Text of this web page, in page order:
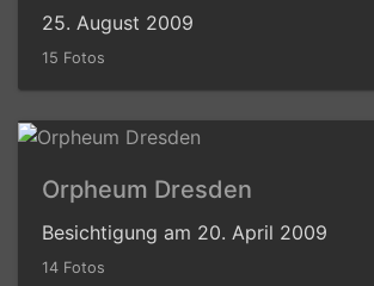
25. August 2009
15 Fotos
Orpheum Dresden
Besichtigung am 20. April 2009
14 Fotos